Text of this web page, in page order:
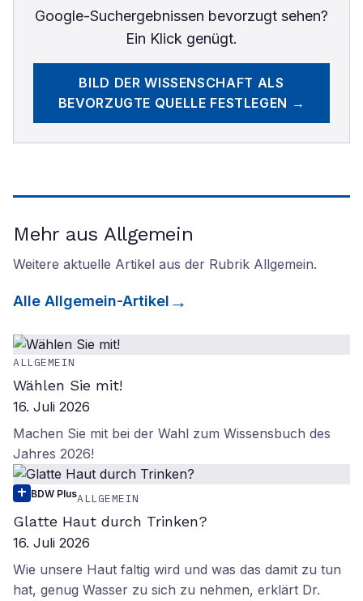
Google-Suchergebnissen bevorzugt sehen?
Ein Klick genügt.
BILD DER WISSENSCHAFT ALS
BEVORZUGTE QUELLE FESTLEGEN →
Mehr aus Allgemein
Weitere aktuelle Artikel aus der Rubrik Allgemein.
Alle Allgemein-Artikel
ALLGEMEIN
Wählen Sie mit!
16. Juli 2026
Machen Sie mit bei der Wahl zum Wissensbuch des
Jahres 2026!
BDW PlusALLGEMEIN
Glatte Haut durch Trinken?
16. Juli 2026
Wie unsere Haut faltig wird und was das damit zu tun
hat, genug Wasser zu sich zu nehmen, erklärt Dr.